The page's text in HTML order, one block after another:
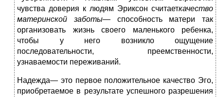
чувства доверия к людям Эриксон считаеткачество
материнской заботы— способность матери так
организовать жизнь своего маленького ребенка,
чтобы у него возникло ощущение
последовательности, преемственности,
узнаваемости переживаний.
Надежда— это первое положительное качество Эго,
приобретаемое в результате успешного разрешения